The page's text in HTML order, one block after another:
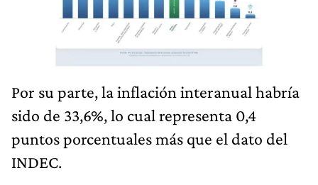
Por su parte, la inflación interanual habría
sido de 33,6%, lo cual representa 0,4
puntos porcentuales más que el dato del
INDEC.